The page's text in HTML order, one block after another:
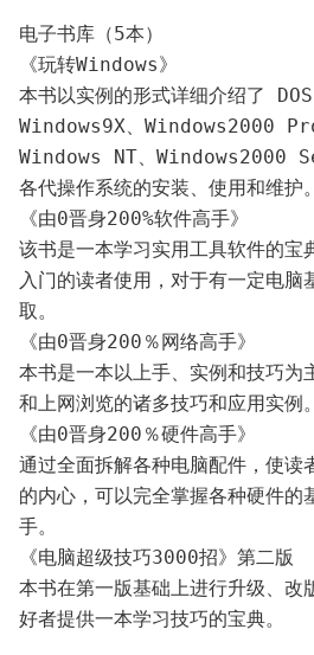
电子书库（5本）
《玩转Windows》
本书以实例的形式详细介绍了
Windows9X、Windows2000
Windows NT、Windows2000
各代操作系统的安装、使用和维护。
《由0晋身200%软件高手》
该书是一本学习实用工具软件的宝
入门的读者使用，对于有一定电脑
取。
《由0晋身200％网络高手》
本书是一本以上手、实例和技巧为
和上网浏览的诸多技巧和应用实例。
《由0晋身200％硬件高手》
通过全面拆解各种电脑配件，使读
的内心，可以完全掌握各种硬件的
手。
《电脑超级技巧3000招》第二版
本书在第一版基础上进行升级、改
好者提供一本学习技巧的宝典。